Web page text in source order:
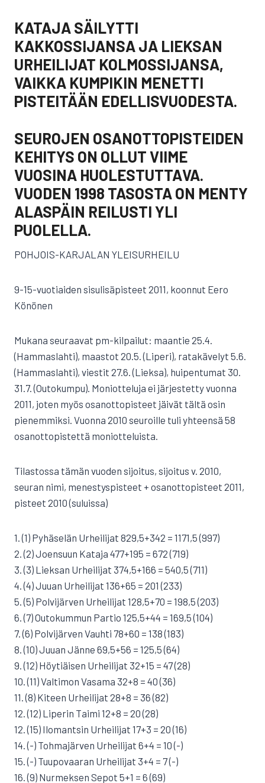
KATAJA SÄILYTTI
KAKKOSSIJANSA JA LIEKSAN
URHEILIJAT KOLMOSSIJANSA,
VAIKKA KUMPIKIN MENETTI
PISTEITÄÄN EDELLISVUODESTA.
SEUROJEN OSANOTTOPISTEIDEN
KEHITYS ON OLLUT VIIME
VUOSINA HUOLESTUTTAVA.
VUODEN 1998 TASOSTA ON MENTY
ALASPÄIN REILUSTI YLI
PUOLELLA.
POHJOIS-KARJALAN YLEISURHEILU
9-15-vuotiaiden sisulisäpisteet 2011, koonnut Eero
Könönen
Mukana seuraavat pm-kilpailut: maantie 25.4.
(Hammaslahti), maastot 20.5. (Liperi), ratakävelyt 5.6.
(Hammaslahti), viestit 27.6. (Lieksa), huipentumat 30. 
31.7. (Outokumpu). Moniotteluja ei järjestetty vuonna
2011, joten myös osanottopisteet jäivät tältä osin
pienemmiksi. Vuonna 2010 seuroille tuli yhteensä 58
osanottopistettä moniotteluista.
Tilastossa tämän vuoden sijoitus, sijoitus v. 2010,
seuran nimi, menestyspisteet + osanottopisteet 2011,
pisteet 2010 (suluissa)
1. (1) Pyhäselän Urheilijat 829,5+342 = 1171,5 (997)
2. (2) Joensuun Kataja 477+195 = 672 (719)
3. (3) Lieksan Urheilijat 374,5+166 = 540,5 (711)
4. (4) Juuan Urheilijat 136+65 = 201 (233)
5. (5) Polvijärven Urheilijat 128,5+70 = 198,5 (203)
6. (7) Outokummun Partio 125,5+44 = 169,5 (104)
7. (6) Polvijärven Vauhti 78+60 = 138 (183)
8. (10) Juuan Jänne 69,5+56 = 125,5 (64)
9. (12) Höytiäisen Urheilijat 32+15 = 47 (28)
10. (11) Valtimon Vasama 32+8 = 40 (36)
11. (8) Kiteen Urheilijat 28+8 = 36 (82)
12. (12) Liperin Taimi 12+8 = 20 (28)
12. (15) Ilomantsin Urheilijat 17+3 = 20 (16)
14. (-) Tohmajärven Urheilijat 6+4 = 10 (-)
15. (-) Tuupovaaran Urheilijat 3+4 = 7 (-)
16. (9) Nurmeksen Sepot 5+1 = 6 (69)